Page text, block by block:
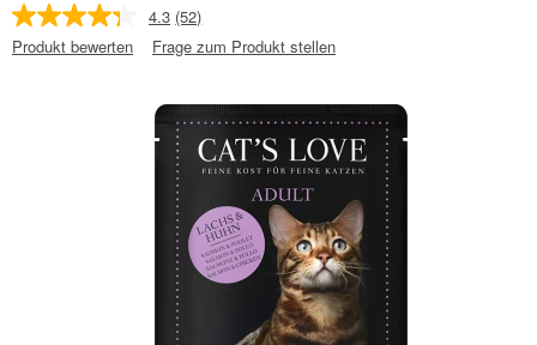
4.3 (52)
Produkt bewerten
Frage zum Produkt stellen